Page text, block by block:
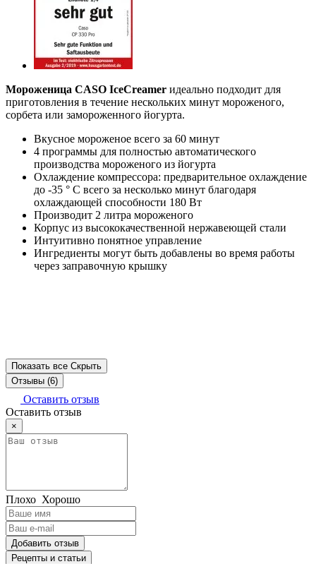
Мороженица CASO IceCreamer идеально подходит для
приготовления в течение нескольких минут мороженого,
сорбета или замороженного йогурта.
Вкусное мороженое всего за 60 минут
4 программы для полностью автоматического
производства мороженого из йогурта
Охлаждение компрессора: предварительное охлаждение
до -35 ° C всего за несколько минут благодаря
охлаждающей способности 180 Вт
Производит 2 литра мороженого
Корпус из высококачественной нержавеющей стали
Интуитивно понятное управление
Ингредиенты могут быть добавлены во время работы
через заправочную крышку
Показать все Скрыть
Отзывы (6)
Оставить отзыв
Оставить отзыв
×
Плохо Хорошо
Добавить отзыв
Рецепты и статьи